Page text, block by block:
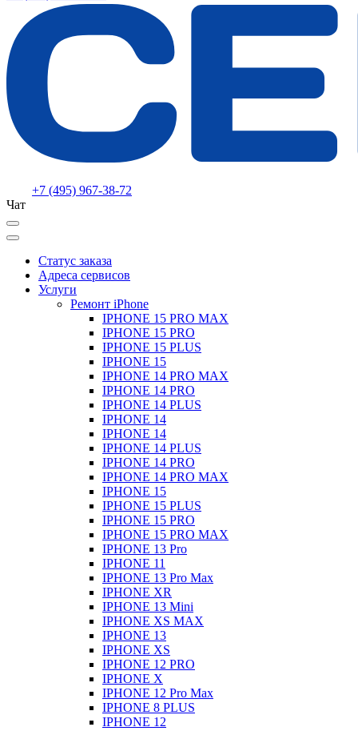
+7 (495) 967-38-72
Чат
Статус заказа
Адреса сервисов
Услуги
Ремонт iPhone
IPHONE 15 PRO MAX
IPHONE 15 PRO
IPHONE 15 PLUS
IPHONE 15
IPHONE 14 PRO MAX
IPHONE 14 PRO
IPHONE 14 PLUS
IPHONE 14
IPHONE 14
IPHONE 14 PLUS
IPHONE 14 PRO
IPHONE 14 PRO MAX
IPHONE 15
IPHONE 15 PLUS
IPHONE 15 PRO
IPHONE 15 PRO MAX
IPHONE 13 Pro
IPHONE 11
IPHONE 13 Pro Max
IPHONE XR
IPHONE 13 Mini
IPHONE XS MAX
IPHONE 13
IPHONE XS
IPHONE 12 PRO
IPHONE X
IPHONE 12 Pro Max
IPHONE 8 PLUS
IPHONE 12